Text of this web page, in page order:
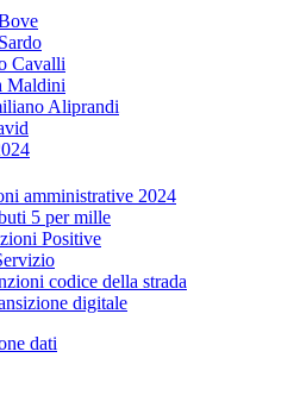
Cavalli
Maldini
Aliprandi
amministrative 2024
5 per mille
Positive
codice della strada
digitale
dati